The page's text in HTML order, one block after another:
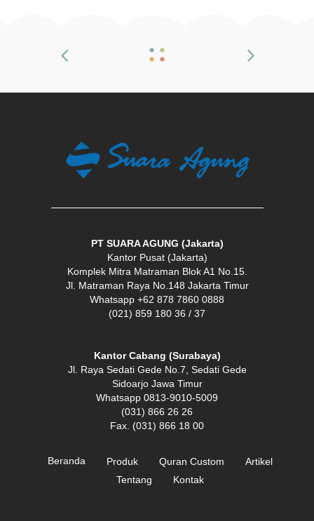
PT SUARA AGUNG (Jakarta)
Kantor Pusat (Jakarta)
Komplek Mitra Matraman Blok A1 No.15.
Jl. Matraman Raya No.148 Jakarta Timur
Whatsapp +62 878 7860 0888
(021) 859 180 36 / 37
Kantor Cabang (Surabaya)
Jl. Raya Sedati Gede No.7, Sedati Gede
Sidoarjo Jawa Timur
Whatsapp 0813-9010-5009
(031) 866 26 26
Fax. (031) 866 18 00
Beranda Produk Quran Custom
Artikel
Tentang
Kontak